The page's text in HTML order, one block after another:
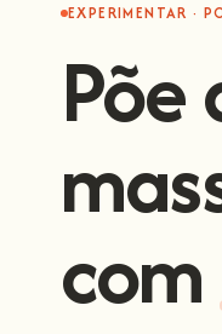
EXPERIMENTAR ·
Põe
com